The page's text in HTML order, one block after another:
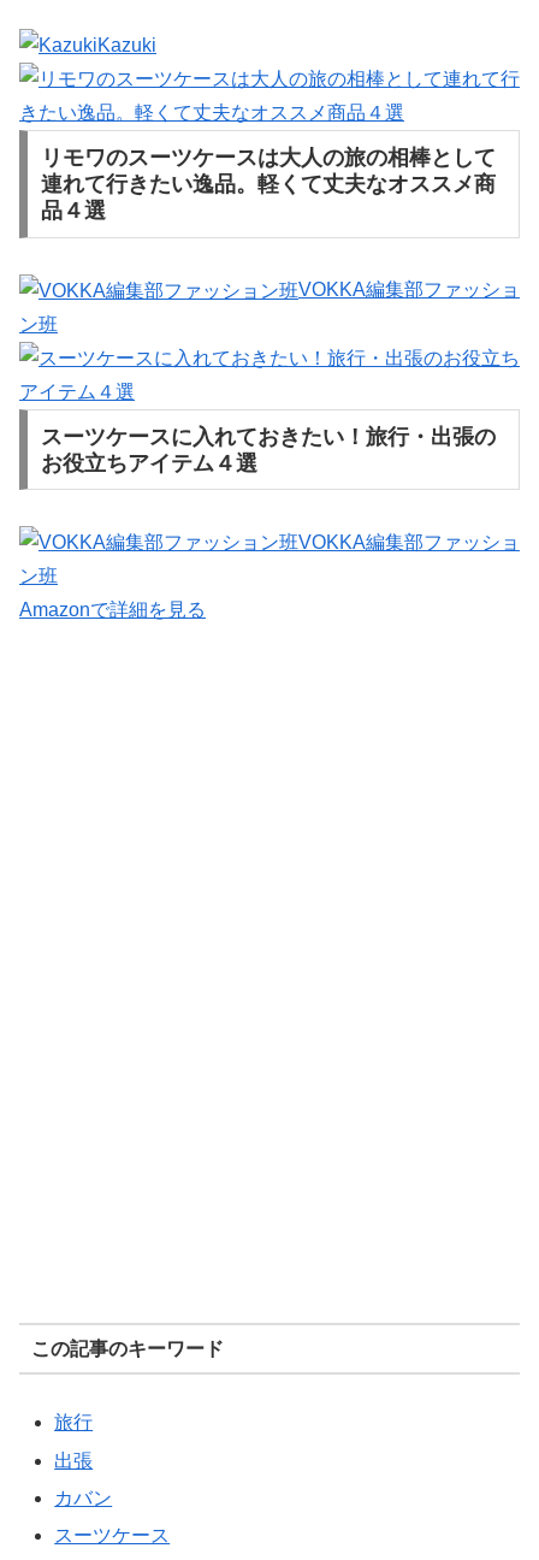
Kazuki
リモワのスーツケースは大人の旅の相棒として
連れて行きたい逸品。軽くて丈夫なオススメ商
品４選
VOKKA編集部ファッショ
ン班
スーツケースに入れておきたい！旅行・出張の
お役立ちアイテム４選
VOKKA編集部ファッショ
ン班
Amazonで詳細を見る
この記事のキーワード
旅行
出張
カバン
スーツケース